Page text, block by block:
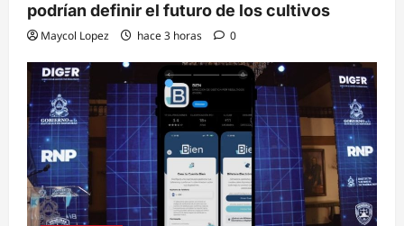
podrían definir el futuro de los cultivos
Maycol Lopez hace 3 horas 0